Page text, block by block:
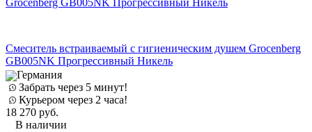
Смеситель встраиваемый с гигиеническим душем Grocenberg
GB005NK Прогрессивный Никель
Германия
Забрать через 5 минут!
Курьером через 2 часа!
18 270 руб.
В наличии